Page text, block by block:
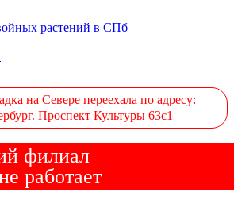
растений в СПб
на Севере переехала по адресу:
Проспект Культуры 63с1
филиал
работает